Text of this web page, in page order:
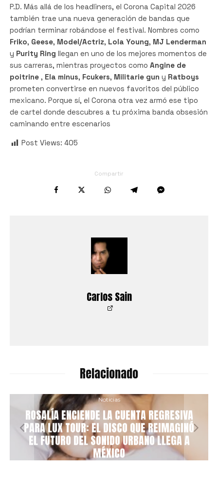
P.D. Más allá de los headliners, el Corona Capital 2026
también trae una nueva generación de bandas que
podrían terminar robándose el festival. Nombres como
Friko, Geese, Model/Actriz, Lola Young, MJ Lenderman
y Purity Ring llegan en uno de los mejores momentos de
sus carreras, mientras proyectos como Angine de
poitrine , Ela minus, Fcukers, Militarie gun y Ratboys
prometen convertirse en nuevos favoritos del público
mexicano. Porque sí, el Corona otra vez armó ese tipo
de cartel donde descubres a tu próxima banda obsesión
caminando entre escenarios
Post Views: 405
Compartir
Carlos Sain
Relacionado
Noticias
ROSALÍA ENCIENDE LA CUENTA REGRESIVA
PARA LUX TOUR: EL DISCO QUE REIMAGINÓ
EL FUTURO DEL SONIDO URBANO LLEGA A
MÉXICO